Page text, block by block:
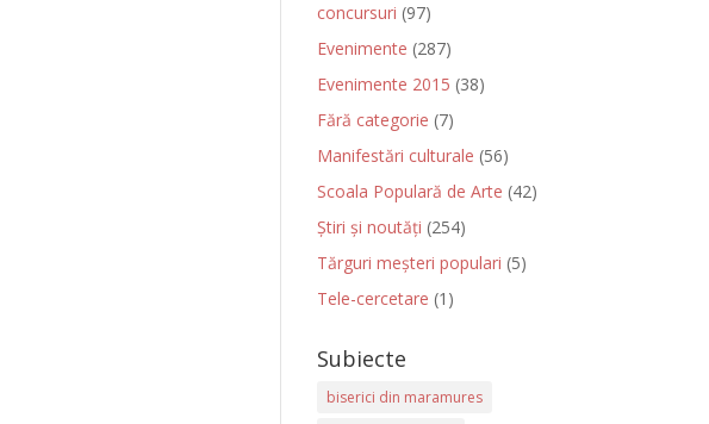
concursuri (97)
Evenimente (287)
Evenimente 2015 (38)
Fără categorie (7)
Manifestări culturale (56)
Scoala Populară de Arte (42)
Știri și noutăți (254)
Tărguri meșteri populari (5)
Tele-cercetare (1)
Subiecte
biserici din maramures